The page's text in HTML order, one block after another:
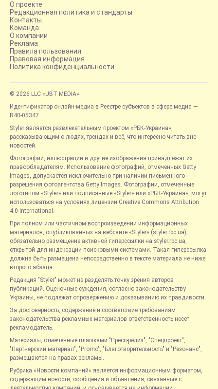
О проекте
Редакционная политика и стандарты
Контакты
Команда
О компании
Реклама
Правила пользования
Правовая информация
Политика конфиденциальности
© 2026 LLC «UBT MEDIA»
Идентификатор онлайн-медиа в Реестре субъектов в сфере медиа —
R40-05347
Styler является развлекательным проектом «РБК-Украина»,
рассказывающим о людях, трендах и всё, что интересно читать вне
новостей.
Фотографии, иллюстрации и другие изображения принадлежат их
правообладателям. Использование фотографий, отмеченных Getty
Images, допускается исключительно при наличии письменного
разрешения фотоагентства Getty Images. Фотографии, отмеченные
логотипом «Styler» или подписанные «Styler» или «РБК-Украина», могут
использоваться на условиях лицензии Creative Commons Attribution
4.0 International.
При полном или частичном воспроизведении информационных
материалов, опубликованных на вебсайте «Styler» (styler.rbc.ua),
обязательно размещение активной гиперссылки на styler.rbc.ua,
открытой для индексации поисковыми системами. Такая гиперссылка
должна быть размещена непосредственно в тексте материала не ниже
второго абзаца.
Редакция "Styler" может не разделять точку зрения авторов
публикаций. Оценочные суждения, согласно законодательству
Украины, не подлежат опровержению и доказыванию их правдивости.
За достоверность, содержание и соответствие требованиям
законодательства рекламных материалов ответственность несет
рекламодатель.
Материалы, отмеченные плашками "Пресс-релиз", "Спецпроект",
"Партнерский материал", "Promo", "Благотворительность" и "Резонанс",
размещаются на правах рекламы.
Рубрика «Новости компаний» является информационным форматом,
содержащим новости, сообщения и объявления, связанные с